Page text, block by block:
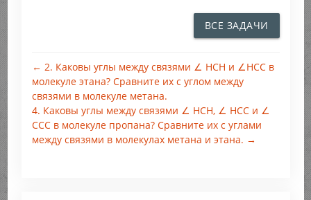
ВСЕ ЗАДАЧИ
← 2. Каковы углы между связями ∠ НСН и ∠НСС в
молекуле этана? Сравните их с углом между
связями в молекуле метана.
4. Каковы углы между связями ∠ НСН, ∠ НСС и ∠
ССС в молекуле пропана? Сравните их с углами
между связями в молекулах метана и этана. →